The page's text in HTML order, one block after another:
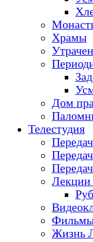
Храмы
Дом
Телестудия
Лекции
Жизнь